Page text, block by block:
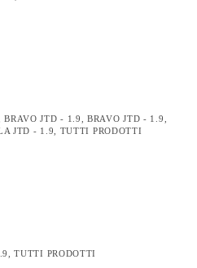
BRAVO JTD - 1.9,BRAVO JTD - 1.9,
JTD - 1.9, TUTTI PRODOTTI
,TUTTI PRODOTTI